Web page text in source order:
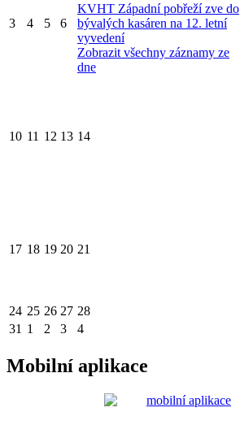
3 4 5 6
KVHT Západní pobřeží zve do
bývalých kasáren na 12. letní
vyvedení
Zobrazit všechny záznamy ze
dne
10 11 12 13 14
17 18 19 20 21
24 25 26 27 28
31 1 2 3 4
Mobilní aplikace